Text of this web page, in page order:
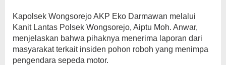
Kapolsek Wongsorejo AKP Eko Darmawan melalui
Kanit Lantas Polsek Wongsorejo, Aiptu Moh. Anwar,
menjelaskan bahwa pihaknya menerima laporan dari
masyarakat terkait insiden pohon roboh yang menimpa
pengendara sepeda motor.